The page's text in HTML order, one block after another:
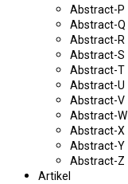
Abstract-P
Abstract-Q
Abstract-R
Abstract-S
Abstract-T
Abstract-U
Abstract-V
Abstract-W
Abstract-X
Abstract-Y
Abstract-Z
Artikel